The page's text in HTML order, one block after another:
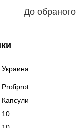
До обраного
Украина
Profiprot
Капсули
10